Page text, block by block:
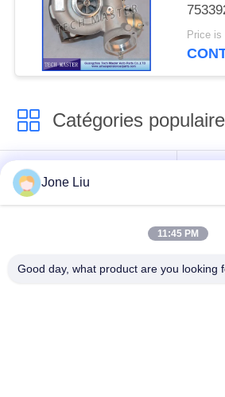
de
de
Catégories
Choc de suspension
d'air
benz
Jone Liu
11:45 PM
Good day, what product are you looking